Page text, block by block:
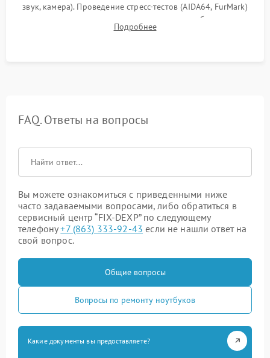
звук, камера). Проведение стресс-тестов (AIDA64, FurMark)
для контроля температурного режима и стабильности
системы под пиковой нагрузкой.
Подробнее
FAQ. Ответы на вопросы
Вы можете ознакомиться с приведенными ниже
часто задаваемыми вопросами, либо обратиться в
сервисный центр “FIX-DEXP” по следующему
телефону+7 (863) 333-92-43 если не нашли ответ на
свой вопрос.
Общие вопросы
Вопросы по ремонту ноутбуков
Какие документы вы предоставляете?